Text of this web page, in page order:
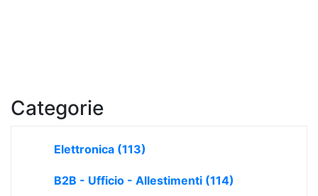
Categorie
Elettronica (113)
B2B - Ufficio - Allestimenti (114)